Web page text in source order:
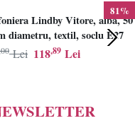
81%
Lindby Vitore, alba, 50
diametru, textil, soclu E27
118,89 Lei
Lei